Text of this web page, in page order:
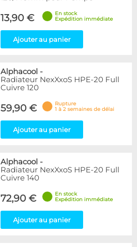
13,90 €
En stock
Expédition immédiate
Ajouter au panier
Alphacool -
Radiateur NexXxoS HPE-20 Full
Cuivre 120
59,90 €
Rupture
1 à 2 semaines de délai
Ajouter au panier
Alphacool -
Radiateur NexXxoS HPE-20 Full
Cuivre 140
72,90 €
En stock
Expédition immédiate
Ajouter au panier